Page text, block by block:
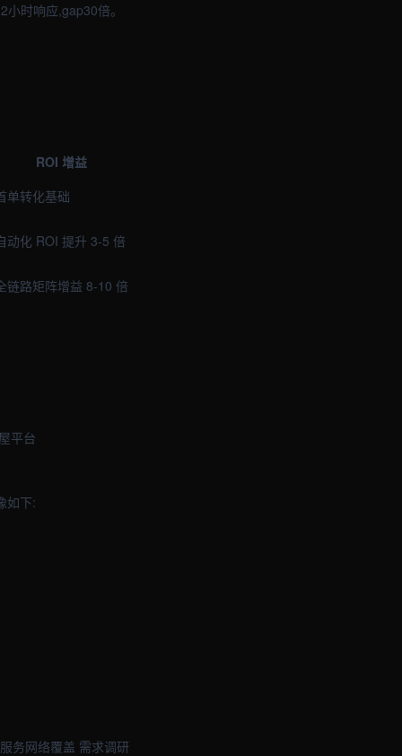
时响应,gap30倍。
ROI 增益
单转化基础
动化 ROI 提升 3-5 倍
链路矩阵增益 8-10 倍
平台
如下:
务网络覆盖 需求调研